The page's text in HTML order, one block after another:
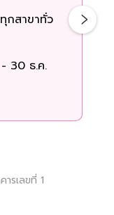
กสาขาทั่ว
30 ธ.ค.
รเลขที่ 1